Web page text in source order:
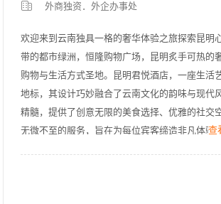
外商独资．外企办事处
欢迎来到云南独具一格的奢华体验之旅探索昆明
带的都市绿洲，恒隆购物广场，昆明炙手可热的
购物与生活方式圣地。昆明君悦酒店，一座生活
地标，其设计巧妙融合了云南文化的韵味与现代
精髓，提供了创意无限的美食选择、优雅的社交
无微不至的服务，旨在为每位宾客缔造非凡体验
查